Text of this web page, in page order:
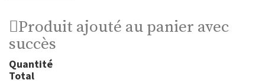
Produit ajouté au panier avec
succès
Quantité
Total